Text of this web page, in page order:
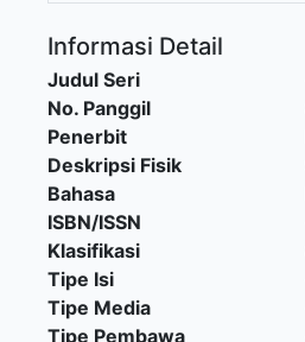
Informasi Detail
Judul Seri
No. Panggil
Penerbit
Deskripsi Fisik
Bahasa
ISBN/ISSN
Klasifikasi
Tipe Isi
Tipe Media
Tipe Pembawa